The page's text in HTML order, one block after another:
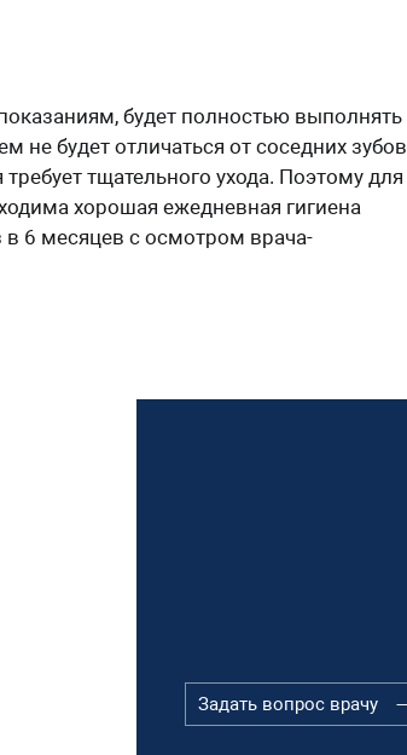
будет полностью выполнять
будет отличаться от соседних
тщательного ухода. Поэтому для
хорошая ежедневная гигиена
в 6 месяцев с осмотром врача-
Задать вопрос врачу